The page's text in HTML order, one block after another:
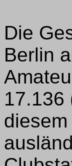
Die
Berlin
17.136